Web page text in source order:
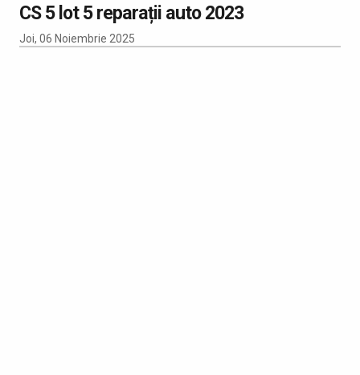
CS 5 lot 5 reparații auto 2023
Joi, 06 Noiembrie 2025